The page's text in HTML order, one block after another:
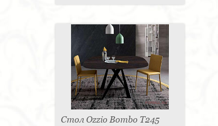
Стол Ozzio Bombo T245